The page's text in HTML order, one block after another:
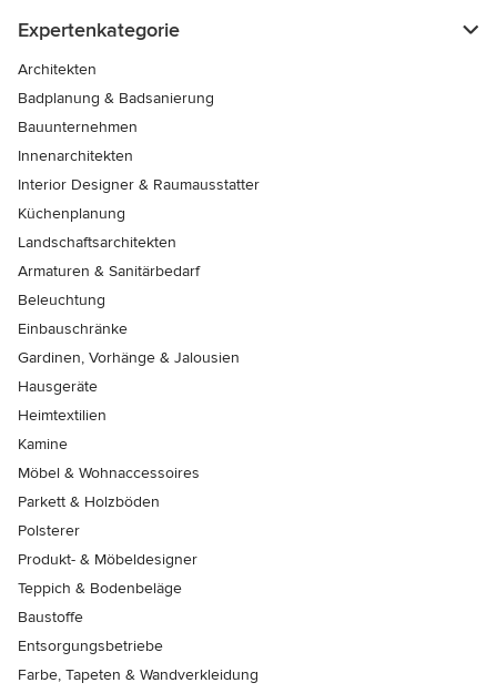
Expertenkategorie
Architekten
Badplanung & Badsanierung
Bauunternehmen
Innenarchitekten
Interior Designer & Raumausstatter
Küchenplanung
Landschaftsarchitekten
Armaturen & Sanitärbedarf
Beleuchtung
Einbauschränke
Gardinen, Vorhänge & Jalousien
Hausgeräte
Heimtextilien
Kamine
Möbel & Wohnaccessoires
Parkett & Holzböden
Polsterer
Produkt- & Möbeldesigner
Teppich & Bodenbeläge
Baustoffe
Entsorgungsbetriebe
Farbe, Tapeten & Wandverkleidung